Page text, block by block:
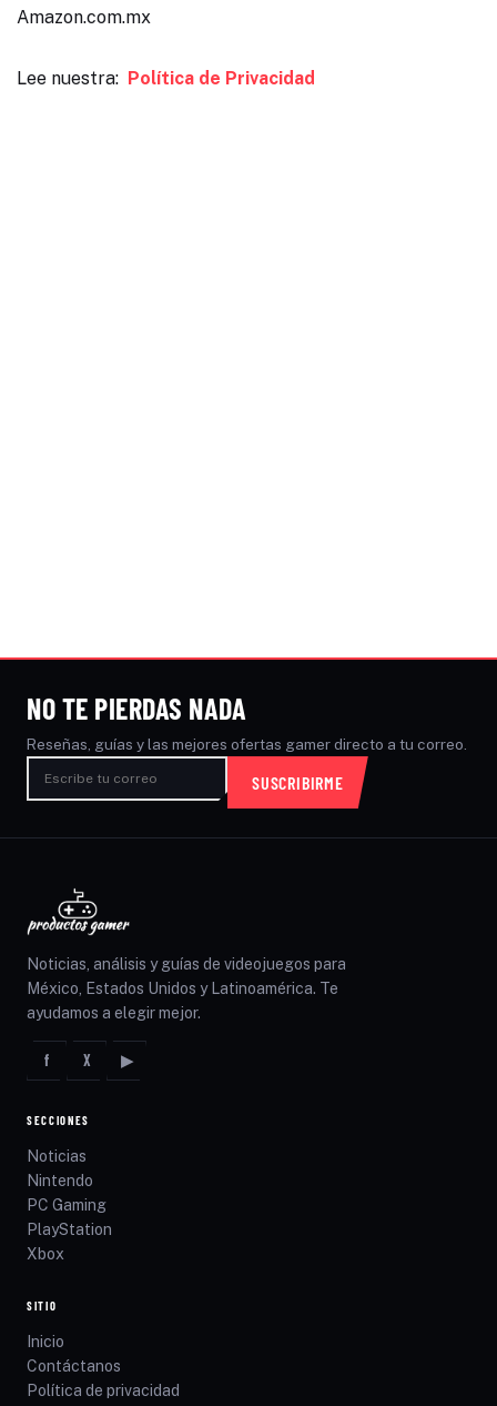
Amazon.com.mx
Lee nuestra: Política de Privacidad
NO TE PIERDAS NADA
Reseñas, guías y las mejores ofertas gamer directo a tu correo.
SUSCRIBIRME
Noticias, análisis y guías de videojuegos para
México, Estados Unidos y Latinoamérica. Te
ayudamos a elegir mejor.
f X ▶
SECCIONES
Noticias
Nintendo
PC Gaming
PlayStation
Xbox
SITIO
Inicio
Contáctanos
Política de privacidad